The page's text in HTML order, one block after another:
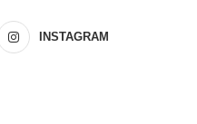
INSTAGRAM